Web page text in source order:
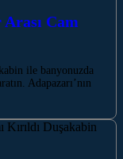
Cam
ile banyonuzda
Adapazarı’nın